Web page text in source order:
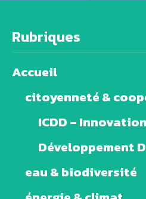
Rubriques
Accueil
citoyenneté &
ICDD –
Développement
eau & biodiversité